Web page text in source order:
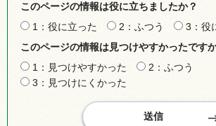
このページの情報は役に立ちましたか？
1：役に立った
2：ふつう
3：役
このページの情報は見つけやすかったです
1：見つけやすかった
2：ふつう
3：見つけにくかった